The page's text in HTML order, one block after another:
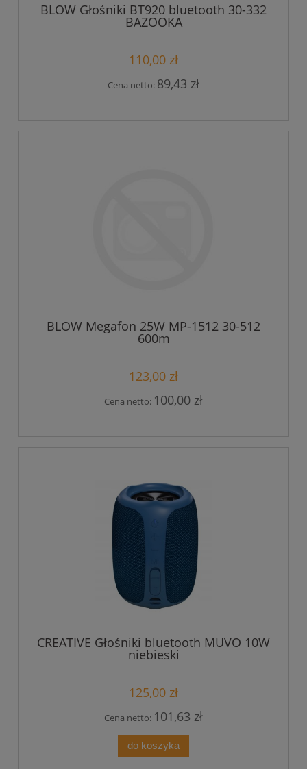
BLOW Głośniki BT920 bluetooth 30-332
BAZOOKA
110,00 zł
Cena netto: 89,43 zł
BLOW Megafon 25W MP-1512 30-512
600m
123,00 zł
Cena netto: 100,00 zł
CREATIVE Głośniki bluetooth MUVO 10W
niebieski
125,00 zł
Cena netto: 101,63 zł
do koszyka